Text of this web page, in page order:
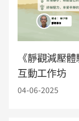
《靜觀減壓
互動工作坊
04-06-2025